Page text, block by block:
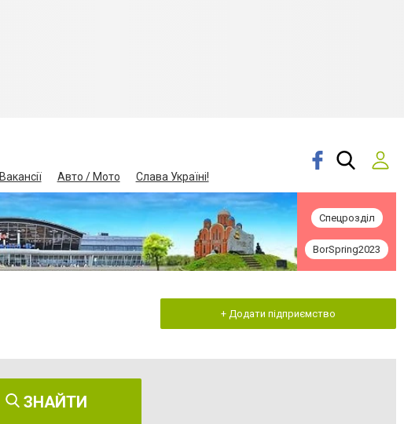
Вакансії Авто / Мото Слава Україні!
Спецрозділ
BorSpring2023
+ Додати підприємство
ЗНАЙТИ